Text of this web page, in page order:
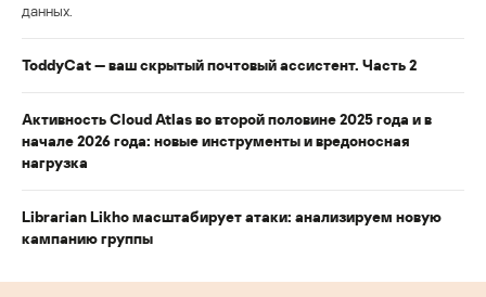
данных.
ToddyCat — ваш скрытый почтовый ассистент. Часть 2
Активность Cloud Atlas во второй половине 2025 года и в
начале 2026 года: новые инструменты и вредоносная
нагрузка
Librarian Likho масштабирует атаки: анализируем новую
кампанию группы